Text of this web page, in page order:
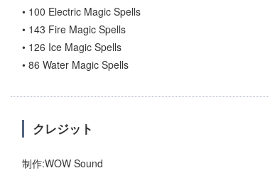
• 100 Electric Magic Spells
• 143 Fire Magic Spells
• 126 Ice Magic Spells
• 86 Water Magic Spells
クレジット
制作:WOW Sound